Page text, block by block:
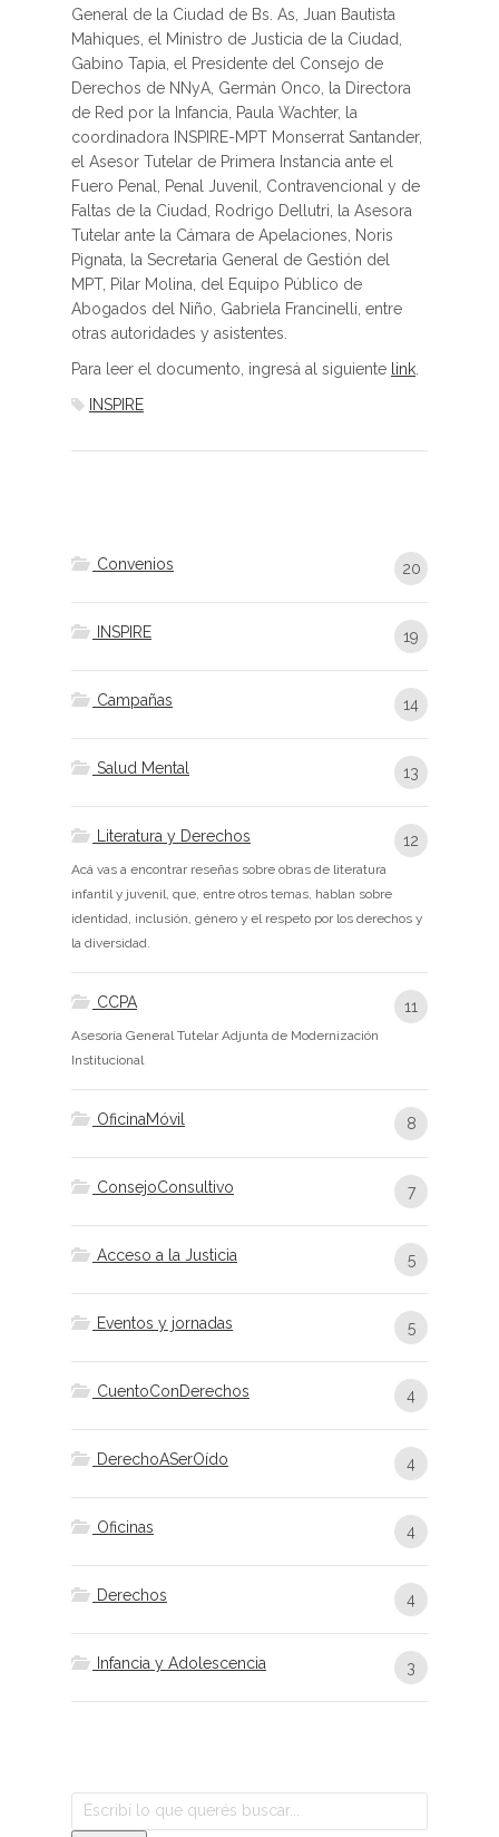
General de la Ciudad de Bs. As, Juan Bautista
Mahiques, el Ministro de Justicia de la Ciudad,
Gabino Tapia, el Presidente del Consejo de
Derechos de NNyA, Germán Onco, la Directora
de Red por la Infancia, Paula Wachter, la
coordinadora INSPIRE-MPT Monserrat Santander,
el Asesor Tutelar de Primera Instancia ante el
Fuero Penal, Penal Juvenil, Contravencional y de
Faltas de la Ciudad, Rodrigo Dellutri, la Asesora
Tutelar ante la Cámara de Apelaciones, Noris
Pignata, la Secretaria General de Gestión del
MPT, Pilar Molina, del Equipo Público de
Abogados del Niño, Gabriela Francinelli, entre
otras autoridades y asistentes.
Para leer el documento, ingresá al siguiente link
INSPIRE
Convenios 20
INSPIRE 19
Campañas 14
Salud Mental 13
Literatura y Derechos 12
Acá vas a encontrar reseñas sobre obras de literatura
infantil y juvenil, que, entre otros temas, hablan sobre
identidad, inclusión, género y el respeto por los derechos y
la diversidad.
CCPA 11
Asesoría General Tutelar Adjunta de Modernización
Institucional
OficinaMóvil 8
ConsejoConsultivo 7
Acceso a la Justicia 5
Eventos y jornadas 5
CuentoConDerechos 4
DerechoASerOído 4
Oficinas 4
Derechos 4
Infancia y Adolescencia 3